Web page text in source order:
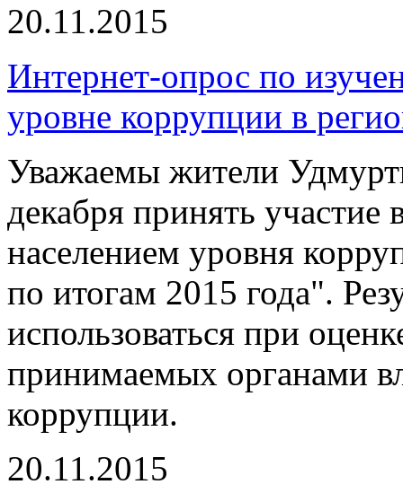
20.11.2015
Интернет-опрос по
уровне коррупции в
Уважаемы жители
декабря принять
населением уровня
по итогам 2015 года".
использоваться при
принимаемых органами
коррупции.
20.11.2015